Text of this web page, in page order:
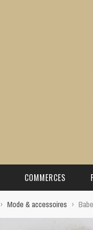
COMMERCES
BEAUTÉ & BIEN-ÊTRE
› Mode & accessoires ›